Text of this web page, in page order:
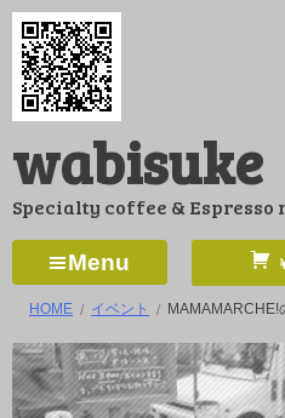
コ
ン
ツ
ス
ッ
wabisuke
Specialty coffee & Espresso
Menu
HOME イベント MAMAMARCHE!